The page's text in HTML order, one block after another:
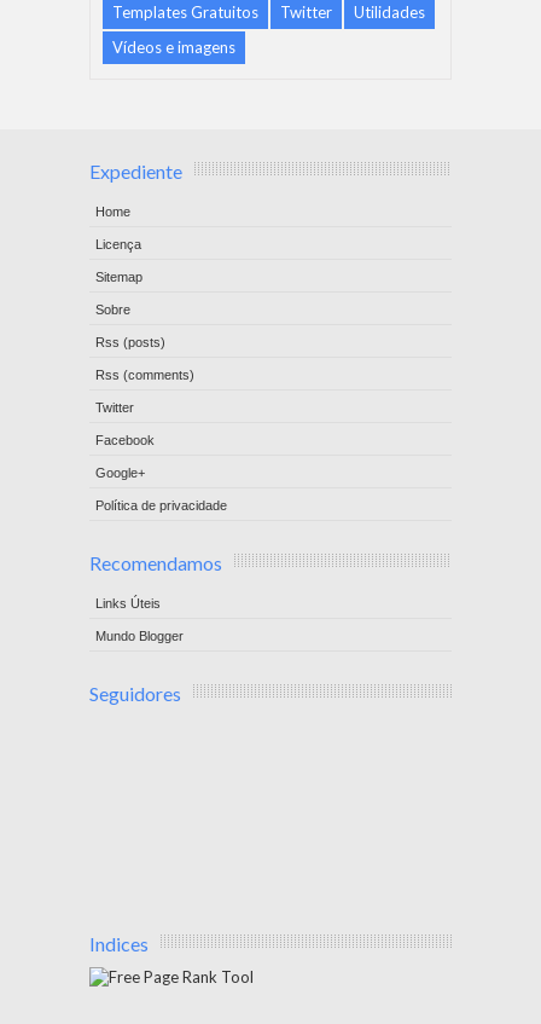
Templates Gratuitos
Twitter
Utilidades
Vídeos e imagens
Expediente
Home
Licença
Sitemap
Sobre
Rss (posts)
Rss (comments)
Twitter
Facebook
Google+
Política de privacidade
Recomendamos
Links Úteis
Mundo Blogger
Seguidores
Indices